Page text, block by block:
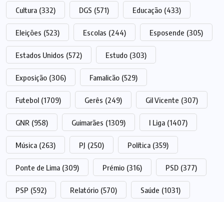
Cultura (332) DGS (571) Educação (433)
Eleições (523) Escolas (244) Esposende (305)
Estados Unidos (572) Estudo (303)
Exposição (306) Famalicão (529)
Futebol (1709) Gerês (249) Gil Vicente (307)
GNR (958) Guimarães (1309) I Liga (1407)
Música (263) PJ (250) Política (359)
Ponte de Lima (309) Prémio (316) PSD (377)
PSP (592) Relatório (570) Saúde (1031)